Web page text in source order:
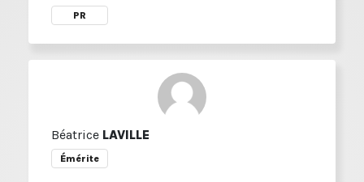
PR
Béatrice LAVILLE
Émérite